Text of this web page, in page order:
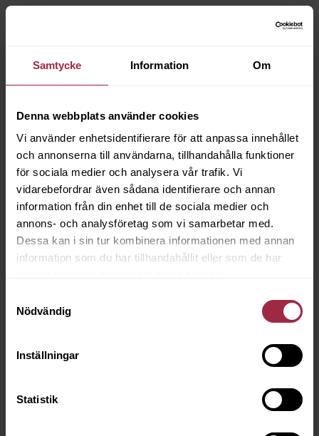
Samtycke Information Om
Denna webbplats använder cookies
Vi använder enhetsidentifierare för att anpassa innehållet
och annonserna till användarna, tillhandahålla funktioner
för sociala medier och analysera vår trafik. Vi
vidarebefordrar även sådana identifierare och annan
information från din enhet till de sociala medier och
annons- och analysföretag som vi samarbetar med.
Dessa kan i sin tur kombinera informationen med annan
information som du har tillhandahållit eller som de har
Nödvändig
Inställningar
Statistik